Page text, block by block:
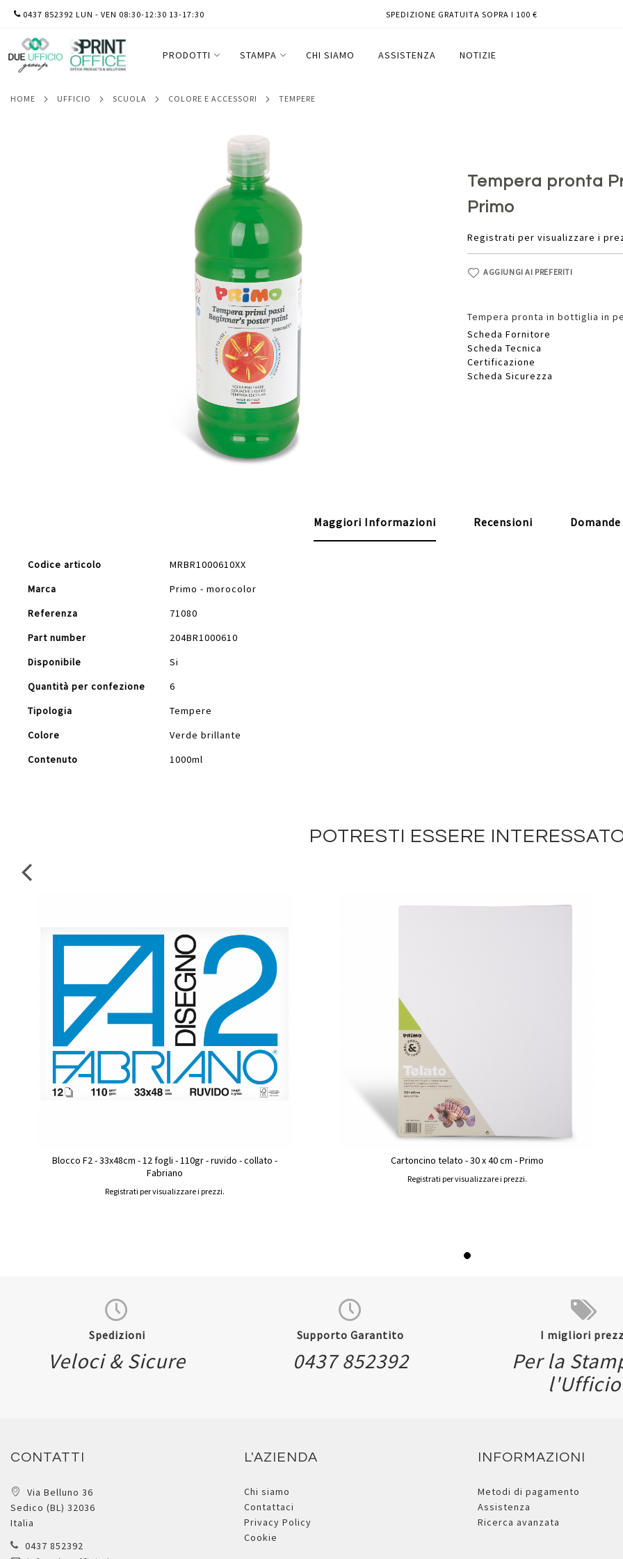
SALTA
CONTENUTO
0437 852392 LUN - VEN 08:30-12:30 13-17:30 SPEDIZIONE GRATUITA SOPRA I 100 €
PRODOTTI STAMPA CHI SIAMO ASSISTENZA NOTIZIE
HOME UFFICIO SCUOLA COLORE E ACCESSORI TEMPERE
Tempera pronta
Primo
Registrati per visualizzare i
AGGIUNGI AI PREFERITI
Tempera pronta in bottiglia in
Scheda Fornitore
Scheda Tecnica
Certificazione
Scheda Sicurezza
immagini
Maggiori Informazioni
Maggiori
Codice articolo
MRBR1000610XX
Marca
Primo - morocolor
Referenza
71080
Part number
204BR1000610
Disponibile
Si
Quantità per confezione
6
Tipologia
Tempere
Colore
Verde brillante
Contenuto
1000ml
Recensioni Domande
POTRESTI ESSERE
Blocco F2 - 33x48cm - 12 fogli - 110gr - ruvido - collato -
Fabriano
Registrati per visualizzare i prezzi.
Cartoncino telato - 30 x 40 cm - Primo
Registrati per visualizzare i prezzi.
Spedizioni
Veloci & Sicure
Supporto Garantito
0437 852392
I migliori
Per la
l'Ufficio
CONTATTI
Via Belluno 36
Sedico (BL) 32036
Italia
0437 852392
L'AZIENDA
Chi siamo
Contattaci
Privacy Policy
Cookie
INFORMAZIONI
Metodi di pagamento
Assistenza
Ricerca avanzata